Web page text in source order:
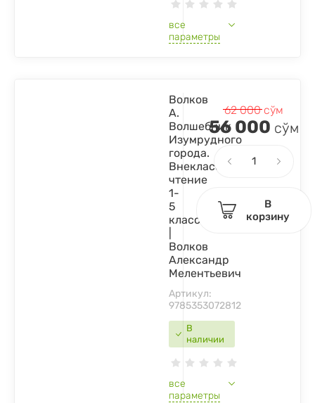
все
параметры
В
наличии
Волков
А.
Волшебник
Изумрудного
города.
Внеклассное
чтение
1-
5
классы
Волков
Александр
Мелентьевич
Артикул:
9785353072812
все
параметры
62 000сўм
56 000 сўм
В
корзину